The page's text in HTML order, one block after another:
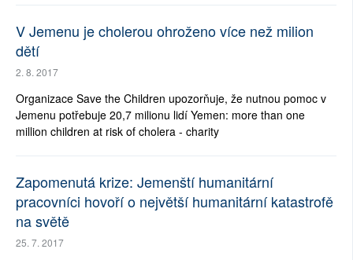
V Jemenu je cholerou ohroženo více než milion
dětí
2. 8. 2017
Organizace Save the Children upozorňuje, že nutnou pomoc v
Jemenu potřebuje 20,7 milionu lidí Yemen: more than one
million children at risk of cholera - charity
Zapomenutá krize: Jemenští humanitární
pracovníci hovoří o největší humanitární katastrofě
na světě
25. 7. 2017